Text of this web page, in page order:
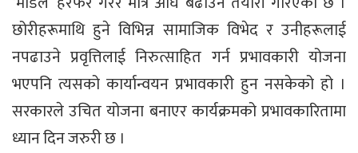
छोरीहरूमाथि हुने विभिन्न सामाजिक विभेद र उनीहरूलाई
नपढाउने प्रवृत्तिलाई निरुत्साहित गर्न प्रभावकारी योजना
भएपनि त्यसको कार्यान्वयन प्रभावकारी हुन नसकेको हो ।
सरकारले उचित योजना बनाएर कार्यक्रमको प्रभावकारितामा
ध्यान दिन जरुरी छ ।